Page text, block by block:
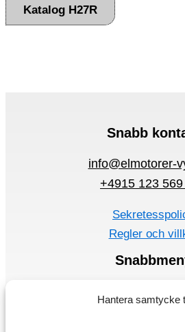
Hantera samtycke
Katalog H27R
Snabb
info@elmotorer-
+4915 123
Regler och